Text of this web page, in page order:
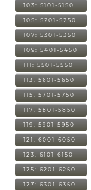
103: 5101-5150
105: 5201-5250
107: 5301-5350
109: 5401-5450
111: 5501-5550
113: 5601-5650
115: 5701-5750
117: 5801-5850
119: 5901-5950
121: 6001-6050
123: 6101-6150
125: 6201-6250
127: 6301-6350